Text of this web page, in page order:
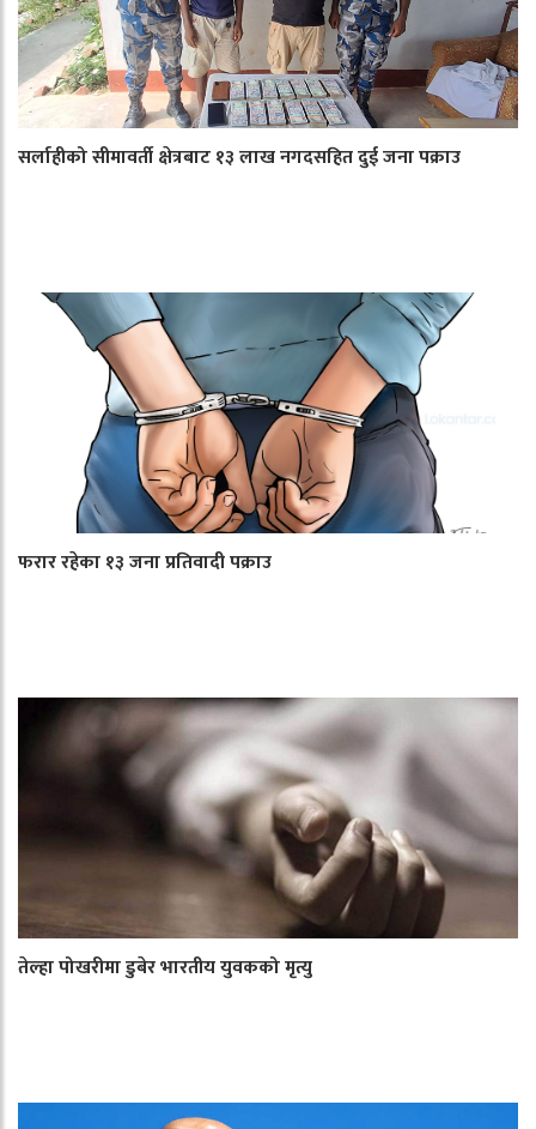
सर्लाहीको सीमावर्ती क्षेत्रबाट १३ लाख नगदसहित दुई जना पक्राउ
फरार रहेका १३ जना प्रतिवादी पक्राउ
तेल्हा पोखरीमा डुबेर भारतीय युवकको मृत्यु